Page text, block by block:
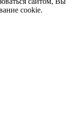
cookie.